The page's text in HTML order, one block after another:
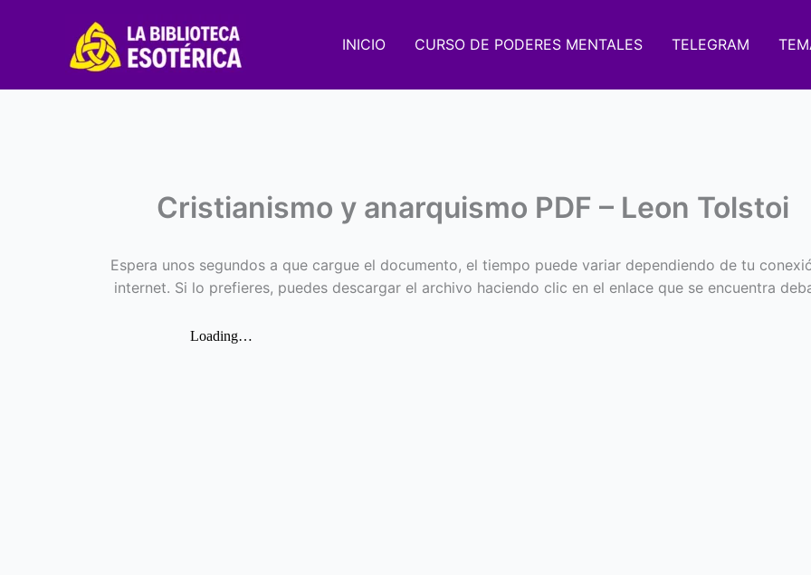
INICIO CURSO DE PODERES MENTALES TELEGRAM
Cristianismo y anarquismo PDF – Leon Tolstoi
Espera unos segundos a que cargue el documento, el tiempo puede variar dependiendo de tu
internet. Si lo prefieres, puedes descargar el archivo haciendo clic en el enlace que se encuentra